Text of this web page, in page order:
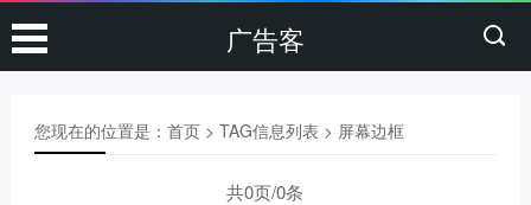
广告客
您现在的位置是： 首页> TAG信息列表 > 屏幕边框
共0页/0条